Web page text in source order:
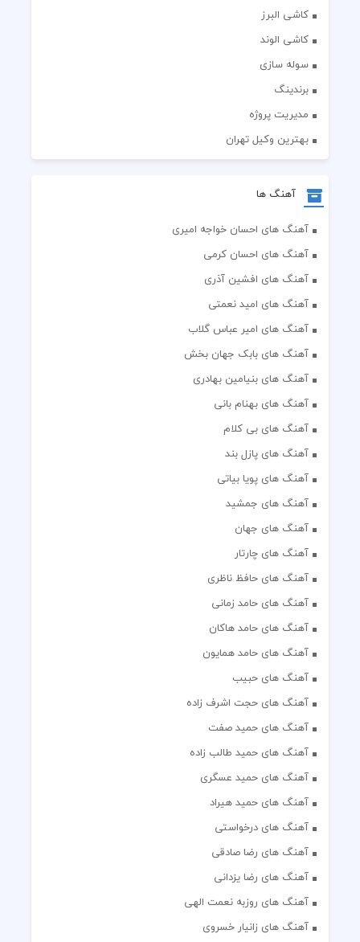
کاشی البرز
کاشی الوند
سوله سازی
برندینگ
مدیریت پروژه
بهترین وکیل تهران
آهنگ ها
آهنگ های احسان خواجه امیری
آهنگ های احسان کرمی
آهنگ های افشین آذری
آهنگ های امید نعمتی
آهنگ های امیر عباس گلاب
آهنگ های بابک جهان بخش
آهنگ های بنیامین بهادری
آهنگ های بهنام بانی
آهنگ های بی کلام
آهنگ های پازل بند
آهنگ های پویا بیاتی
آهنگ های جمشید
آهنگ های جهان
آهنگ های چارتار
آهنگ های حافظ ناظری
آهنگ های حامد زمانی
آهنگ های حامد هاکان
آهنگ های حامد همایون
آهنگ های حبیب
آهنگ های حجت اشرف زاده
آهنگ های حمید صفت
آهنگ های حمید طالب زاده
آهنگ های حمید عسگری
آهنگ های حمید هیراد
آهنگ های درخواستی
آهنگ های رضا صادقی
آهنگ های رضا یزدانی
آهنگ های روزبه نعمت الهی
آهنگ های زانیار خسروی